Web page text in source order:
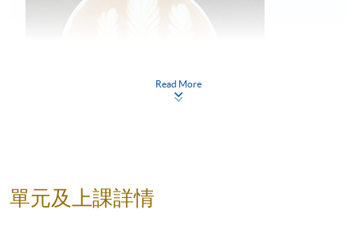
Read More
單元及上課詳情